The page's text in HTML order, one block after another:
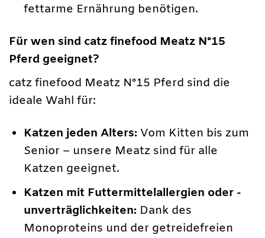
fettarme Ernährung benötigen.
Für wen sind catz finefood Meatz N°15
Pferd geeignet?
catz finefood Meatz N°15 Pferd sind die
ideale Wahl für:
Katzen jeden Alters: Vom Kitten bis zum
Senior – unsere Meatz sind für alle
Katzen geeignet.
Katzen mit Futtermittelallergien oder -
unverträglichkeiten: Dank des
Monoproteins und der getreidefreien